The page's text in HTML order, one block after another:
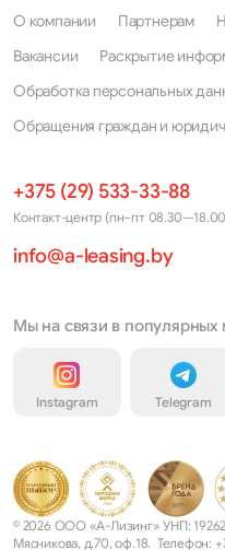
О компании Партнерам
Вакансии
Раскрытие
Обработка персональных
Обращения граждан и
+375 (29) 533-33-88
Контакт-центр (пн–пт
info@a-leasing.by
Мы на связи в популярных
Instagram Telegram
© 2026 ООО «А-Лизинг» УНП:
Мясникова, д.70, оф.18. Телефон: